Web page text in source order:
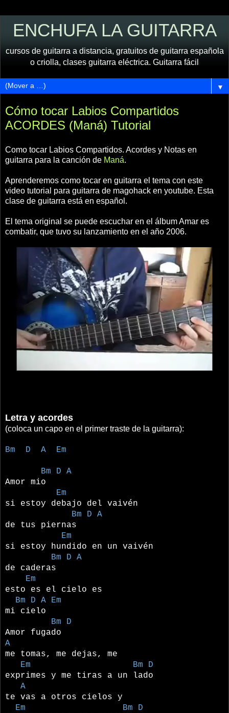
ENCHUFA LA GUITARRA
cursos de guitarra a distancia, gratuitos de guitarra española
o criolla, clases guitarra eléctrica. Guitarra fácil
▼
Cómo tocar Labios Compartidos
ACORDES (Maná) Tutorial
Como tocar Labios Compartidos. Acordes y Notas en
guitarra para la canción de Maná.
Aprenderemos como tocar en guitarra el tema con este
video tutorial para guitarra de magohack en youtube. Esta
clase de guitarra está en español.
El tema original se puede escuchar en el álbum Amar es
combatir, que tuvo su lanzamiento en el año 2006.
Letra y acordes
(coloca un capo en el primer traste de la guitarra):
Bm D A Em
Bm D A
Amor mio
Em
si estoy debajo del vaivén
Bm D A
de tus piernas
Em
si estoy hundido en un vaivén
Bm D A
de caderas
Em
esto es el cielo es
Bm D A Em
mi cielo
Bm D
Amor fugado
A
me tomas, me dejas, me
Em Bm D
exprimes y me tiras a un lado
A
te vas a otros cielos y
Em Bm D